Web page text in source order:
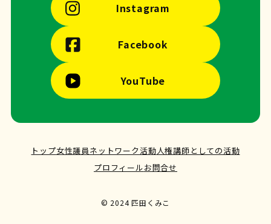
Instagram
Facebook
YouTube
トップ女性議員ネットワーク活動人権講師としての活動
プロフィールお問合せ
© 2024 匹田くみこ